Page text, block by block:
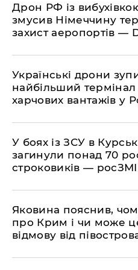
​Дрон РФ із
змусив Німеччину
захист аеропортів —
​Українські дрони
найбільший
харчових вантажів у
​У боях із ЗСУ в
загинули понад 70
строковиків — росЗМІ
​Яковина пояснив,
про Крим і чи може
відмову від